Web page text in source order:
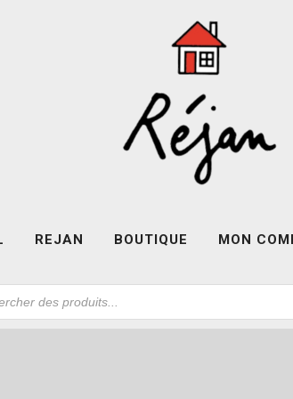
REJAN BOUTIQUE MON